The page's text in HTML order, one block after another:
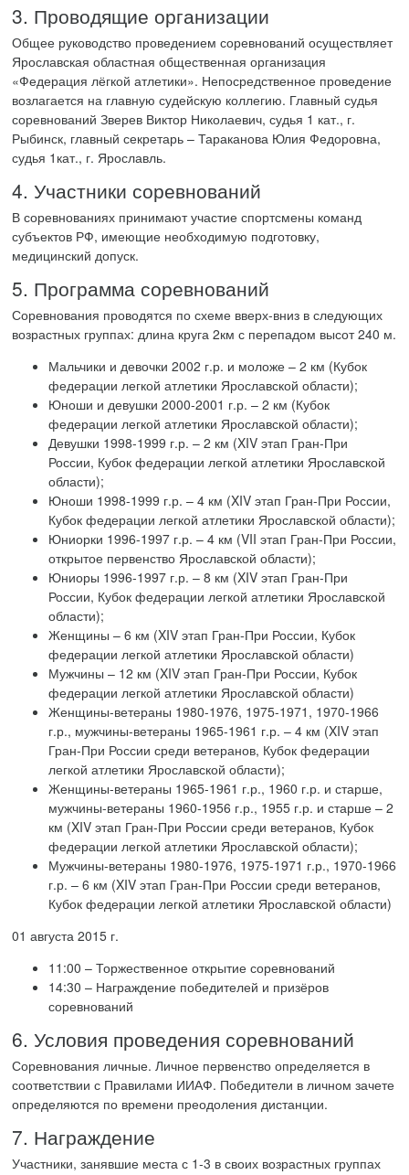
3. Проводящие организации
Общее руководство проведением соревнований осуществляет
Ярославская областная общественная организация
«Федерация лёгкой атлетики». Непосредственное проведение
возлагается на главную судейскую коллегию. Главный судья
соревнований Зверев Виктор Николаевич, судья 1 кат., г.
Рыбинск, главный секретарь – Тараканова Юлия Федоровна,
судья 1кат., г. Ярославль.
4. Участники соревнований
В соревнованиях принимают участие спортсмены команд
субъектов РФ, имеющие необходимую подготовку,
медицинский допуск.
5. Программа соревнований
Соревнования проводятся по схеме вверх-вниз в следующих
возрастных группах: длина круга 2км с перепадом высот 240 м.
Мальчики и девочки 2002 г.р. и моложе – 2 км (Кубок
федерации легкой атлетики Ярославской области);
Юноши и девушки 2000-2001 г.р. – 2 км (Кубок
федерации легкой атлетики Ярославской области);
Девушки 1998-1999 г.р. – 2 км (XIV этап Гран-При
России, Кубок федерации легкой атлетики Ярославской
области);
Юноши 1998-1999 г.р. – 4 км (XIV этап Гран-При России,
Кубок федерации легкой атлетики Ярославской области);
Юниорки 1996-1997 г.р. – 4 км (VII этап Гран-При России,
открытое первенство Ярославской области);
Юниоры 1996-1997 г.р. – 8 км (XIV этап Гран-При
России, Кубок федерации легкой атлетики Ярославской
области);
Женщины – 6 км (XIV этап Гран-При России, Кубок
федерации легкой атлетики Ярославской области)
Мужчины – 12 км (XIV этап Гран-При России, Кубок
федерации легкой атлетики Ярославской области)
Женщины-ветераны 1980-1976, 1975-1971, 1970-1966
г.р., мужчины-ветераны 1965-1961 г.р. – 4 км (XIV этап
Гран-При России среди ветеранов, Кубок федерации
легкой атлетики Ярославской области);
Женщины-ветераны 1965-1961 г.р., 1960 г.р. и старше,
мужчины-ветераны 1960-1956 г.р., 1955 г.р. и старше – 2
км (XIV этап Гран-При России среди ветеранов, Кубок
федерации легкой атлетики Ярославской области);
Мужчины-ветераны 1980-1976, 1975-1971 г.р., 1970-1966
г.р. – 6 км (XIV этап Гран-При России среди ветеранов,
Кубок федерации легкой атлетики Ярославской области)
01 августа 2015 г.
11:00 – Торжественное открытие соревнований
14:30 – Награждение победителей и призёров
соревнований
6. Условия проведения соревнований
Соревнования личные. Личное первенство определяется в
соответствии с Правилами ИИАФ. Победители в личном зачете
определяются по времени преодоления дистанции.
7. Награждение
Участники, занявшие места с 1-3 в своих возрастных группах